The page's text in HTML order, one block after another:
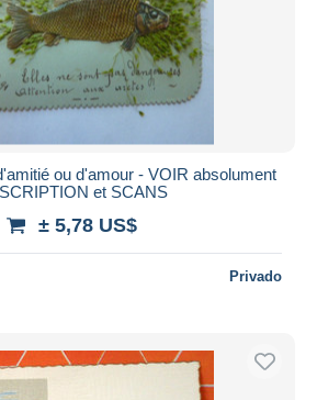
ou d'amour - VOIR absolument
et SCANS
± 5,78 US$
Privado